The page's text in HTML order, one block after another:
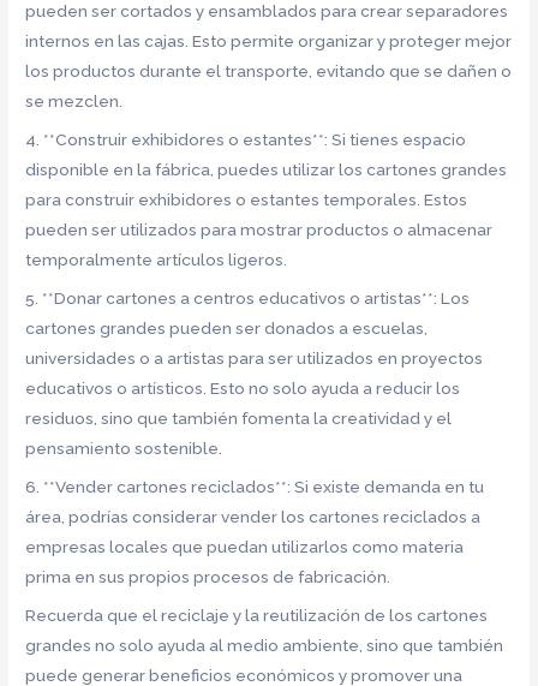
pueden ser cortados y ensamblados para crear separadores
internos en las cajas. Esto permite organizar y proteger mejor
los productos durante el transporte, evitando que se dañen o
se mezclen.
4. **Construir exhibidores o estantes**: Si tienes espacio
disponible en la fábrica, puedes utilizar los cartones grandes
para construir exhibidores o estantes temporales. Estos
pueden ser utilizados para mostrar productos o almacenar
temporalmente artículos ligeros.
5. **Donar cartones a centros educativos o artistas**: Los
cartones grandes pueden ser donados a escuelas,
universidades o a artistas para ser utilizados en proyectos
educativos o artísticos. Esto no solo ayuda a reducir los
residuos, sino que también fomenta la creatividad y el
pensamiento sostenible.
6. **Vender cartones reciclados**: Si existe demanda en tu
área, podrías considerar vender los cartones reciclados a
empresas locales que puedan utilizarlos como materia
prima en sus propios procesos de fabricación.
Recuerda que el reciclaje y la reutilización de los cartones
grandes no solo ayuda al medio ambiente, sino que también
puede generar beneficios económicos y promover una